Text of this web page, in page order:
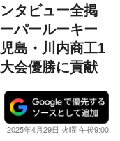
タビュー全掲
パールーキー
島・川内商工1
会優勝に貢献
2025年4月29日 火曜 午後9:00